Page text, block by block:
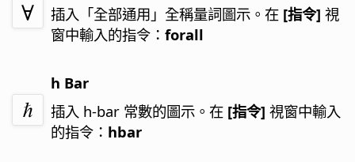
插入「全部通用」全稱量詞圖示。在 [指令] 視
窗中輸入的指令：forall
h Bar
插入 h-bar 常數的圖示。在 [指令] 視窗中輸入
的指令： hbar